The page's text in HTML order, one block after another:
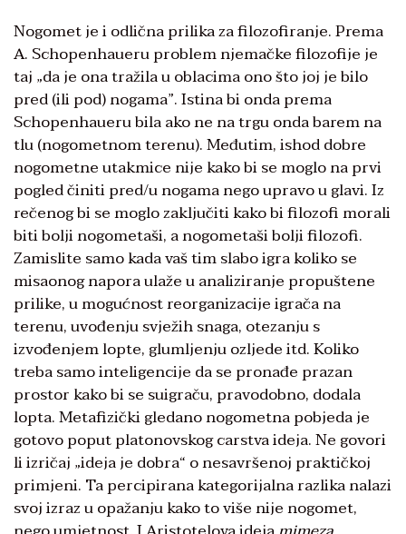
Nogomet je i odlična prilika za filozofiranje. Prema
A. Schopenhaueru problem njemačke filozofije je
taj „da je ona tražila u oblacima ono što joj je bilo
pred (ili pod) nogama”. Istina bi onda prema
Schopenhaueru bila ako ne na trgu onda barem na
tlu (nogometnom terenu). Međutim, ishod dobre
nogometne utakmice nije kako bi se moglo na prvi
pogled činiti pred/u nogama nego upravo u glavi. Iz
rečenog bi se moglo zaključiti kako bi filozofi morali
biti bolji nogometaši, a nogometaši bolji filozofi.
Zamislite samo kada vaš tim slabo igra koliko se
misaonog napora ulaže u analiziranje propuštene
prilike, u mogućnost reorganizacije igrača na
terenu, uvođenju svježih snaga, otezanju s
izvođenjem lopte, glumljenju ozljede itd. Koliko
treba samo inteligencije da se pronađe prazan
prostor kako bi se suigraču, pravodobno, dodala
lopta. Metafizički gledano nogometna pobjeda je
gotovo poput platonovskog carstva ideja. Ne govori
li izričaj „ideja je dobra“ o nesavršenoj praktičkoj
primjeni. Ta percipirana kategorijalna razlika nalazi
svoj izraz u opažanju kako to više nije nogomet,